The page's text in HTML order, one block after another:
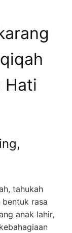
Hati
tahukah
rasa
anak lahir,